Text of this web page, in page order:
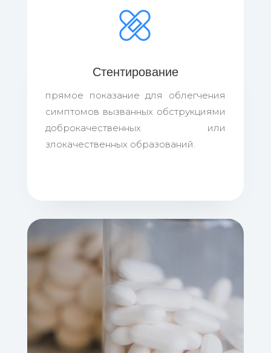
Стентирование
прямое показание для облегчения
симптомов вызванных обструкциями
доброкачественных или
злокачественных образований.